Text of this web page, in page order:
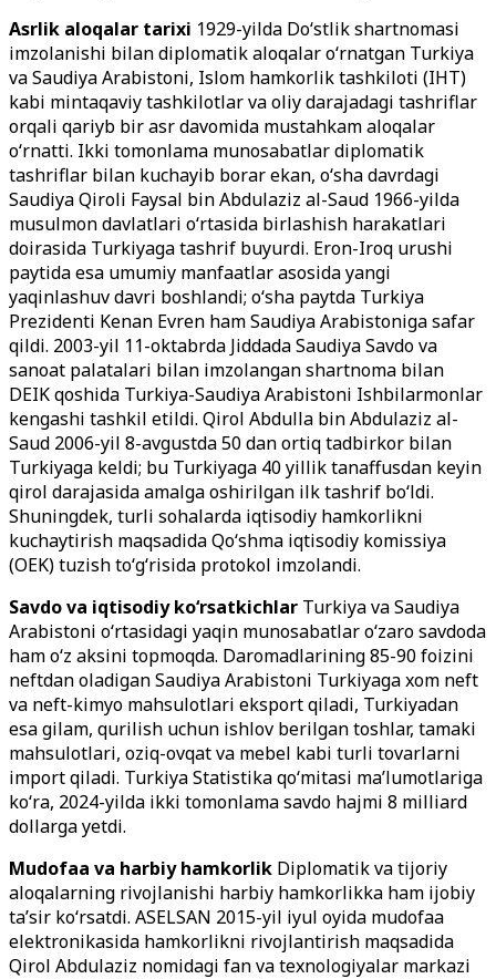
Asrlik aloqalar tarixi 1929-yilda Do‘stlik shartnomasi
imzolanishi bilan diplomatik aloqalar o‘rnatgan Turkiya
va Saudiya Arabistoni, Islom hamkorlik tashkiloti (IHT)
kabi mintaqaviy tashkilotlar va oliy darajadagi tashriflar
orqali qariyb bir asr davomida mustahkam aloqalar
o‘rnatti. Ikki tomonlama munosabatlar diplomatik
tashriflar bilan kuchayib borar ekan, o‘sha davrdagi
Saudiya Qiroli Faysal bin Abdulaziz al-Saud 1966-yilda
musulmon davlatlari o‘rtasida birlashish harakatlari
doirasida Turkiyaga tashrif buyurdi. Eron-Iroq urushi
paytida esa umumiy manfaatlar asosida yangi
yaqinlashuv davri boshlandi; o‘sha paytda Turkiya
Prezidenti Kenan Evren ham Saudiya Arabistoniga safar
qildi. 2003-yil 11-oktabrda Jiddada Saudiya Savdo va
sanoat palatalari bilan imzolangan shartnoma bilan
DEIK qoshida Turkiya-Saudiya Arabistoni Ishbilarmonlar
kengashi tashkil etildi. Qirol Abdulla bin Abdulaziz al-
Saud 2006-yil 8-avgustda 50 dan ortiq tadbirkor bilan
Turkiyaga keldi; bu Turkiyaga 40 yillik tanaffusdan keyin
qirol darajasida amalga oshirilgan ilk tashrif bo‘ldi.
Shuningdek, turli sohalarda iqtisodiy hamkorlikni
kuchaytirish maqsadida Qo‘shma iqtisodiy komissiya
(OEK) tuzish to‘g‘risida protokol imzolandi.
Savdo va iqtisodiy ko‘rsatkichlar Turkiya va Saudiya
Arabistoni o‘rtasidagi yaqin munosabatlar o‘zaro savdoda
ham o‘z aksini topmoqda. Daromadlarining 85-90 foizini
neftdan oladigan Saudiya Arabistoni Turkiyaga xom neft
va neft-kimyo mahsulotlari eksport qiladi, Turkiyadan
esa gilam, qurilish uchun ishlov berilgan toshlar, tamaki
mahsulotlari, oziq-ovqat va mebel kabi turli tovarlarni
import qiladi. Turkiya Statistika qo‘mitasi ma’lumotlariga
ko‘ra, 2024-yilda ikki tomonlama savdo hajmi 8 milliard
dollarga yetdi.
Mudofaa va harbiy hamkorlik Diplomatik va tijoriy
aloqalarning rivojlanishi harbiy hamkorlikka ham ijobiy
ta’sir ko‘rsatdi. ASELSAN 2015-yil iyul oyida mudofaa
elektronikasida hamkorlikni rivojlantirish maqsadida
Qirol Abdulaziz nomidagi fan va texnologiyalar markazi